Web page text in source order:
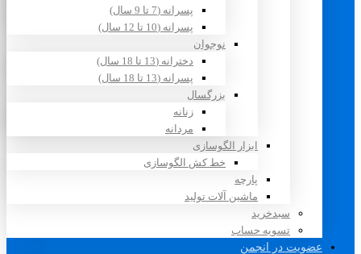
پسرانه (7 تا 9 سال)
پسرانه (10 تا 12 سال)
نوجوان
دخترانه (13 تا 18 سال)
پسرانه (13 تا 18 سال)
بزرگسال
زنانه
مردانه
ابزار الگوسازی
خط کش الگوسازی
پارچه
ماشین آلات تولید
سبدخرید
تسویه حساب
عضویت در انجمن